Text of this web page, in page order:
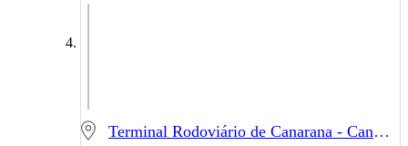
Terminal Rodoviário de Canarana - Canarana - MT